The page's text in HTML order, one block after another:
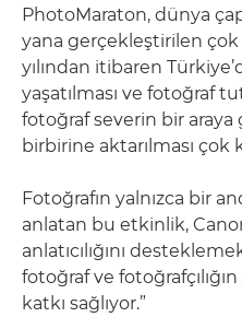
PhotoMaraton, dünya
yana gerçekleştirilen
yılından itibaren
yaşatılması ve fotoğraf
fotoğraf severin bir araya
birbirine aktarılması çok
Fotoğrafın yalnızca bir
anlatan bu etkinlik,
anlatıcılığını
fotoğraf ve
katkı sağlıyor.”